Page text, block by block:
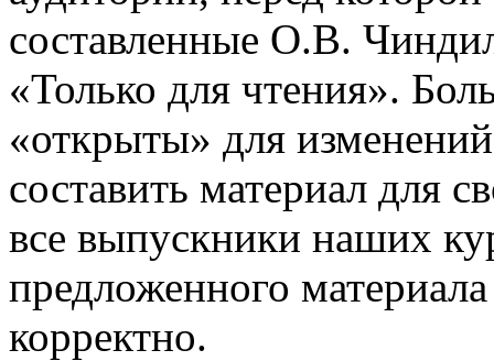
составленные О.В.
«Только для чтения».
«открыты» для
составить материал для
все выпускники наших
предложенного
корректно.